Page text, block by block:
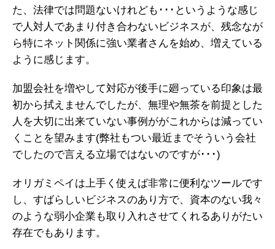
た、法律では問題ないけれども･･･というような感じ
で人対人であまり付き合わないビジネスが、残念なが
ら特にネット関係に強い業者さんを始め、増えている
ように感じます。
加盟会社を増やして対応が後手に廻っている印象は最
初から拭えませんでしたが、無理や無茶を前提とした
人を大切に出来ていない事例ががこれからは減ってい
くことを望みます(弊社もつい最近までそういう会社
でしたので言える立場ではないのですが･･･)
オリガミペイは上手く使えば非常に便利なツールです
し、すばらしいビジネスのあり方で、資本のない我々
のような弱小企業も取り入れさせてくれるありがたい
存在でもあります。